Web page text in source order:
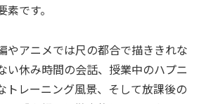
です。
やアニメでは尺の都合で描ききれな
い休み時間の会話、授業中のハプニ
トレーニング風景、そして放課後の